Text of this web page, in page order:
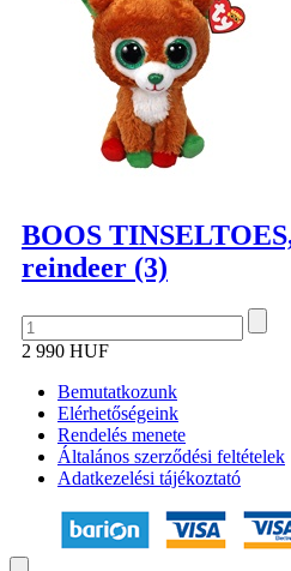
BOOS
reindeer (3)
2 990 HUF
Bemutatkozunk
Elérhetőségeink
Rendelés menete
Általános szerződési feltételek
Adatkezelési tájékoztató